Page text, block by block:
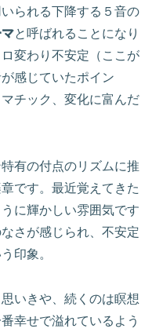
られる下降する５音の
と呼ばれることになり
変わり不安定（ここが
感じていたポイン
チック、変化に富んだ
有の付点のリズムに推
です。最近覚えてきた
に輝かしい雰囲気です
さが感じられ、不安定
印象。
いきや、続くのは瞑想
幸せで溢れているよう